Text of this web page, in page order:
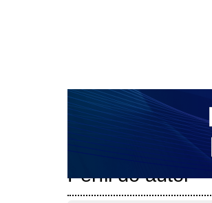
CAPA SOBRE ACESSO
NOTÍCIAS
PORTAL DE
PARA AVALIADORES
NOVA
Perfil do autor